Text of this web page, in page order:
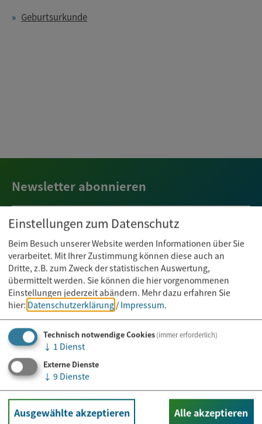
Geburtsurkunde
Newsletter abonnieren
E-Mail*
Einstellungen zum Datenschutz
Beim Besuch unserer Website werden Informationen über Sie
verarbeitet. Mit Ihrer Zustimmung können diese auch an
Dritte, z.B. zum Zweck der statistischen Auswertung,
übermittelt werden. Sie können die hier vorgenommenen
Einstellungen jederzeit abändern. Mehr dazu erfahren Sie
hier: Datenschutzerklärung / Impressum.
Technisch notwendige Cookies(immer erforderlich)
↓ 1 Dienst
Externe Dienste
↓ 9 Dienste
Ausgewählte akzeptieren Alle akzeptieren